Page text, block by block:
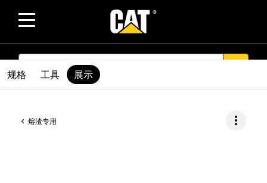
SEARCH
熔渣专用 more_vert
规格 工具 展示